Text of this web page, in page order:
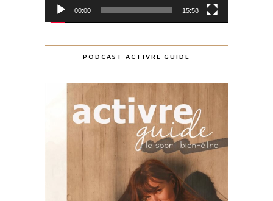
00:00 15:58
PODCAST ACTIVRE GUIDE